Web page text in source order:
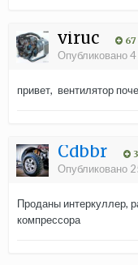
viruc 67
Опубликовано4
привет, вентилятор
Cdbbr
Опубликовано
Проданы интеркуллер,
компрессора